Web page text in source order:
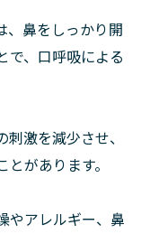
、鼻をしっかり開
で、口呼吸による
激を減少させ、
があります。
やアレルギー、鼻